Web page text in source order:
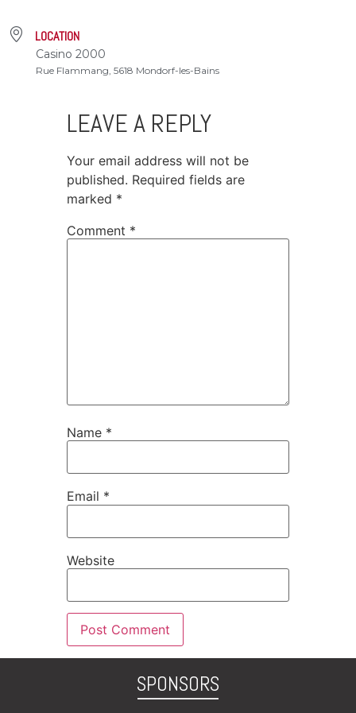
LOCATION
Casino 2000
Rue Flammang, 5618 Mondorf-les-Bains
LEAVE A REPLY
Your email address will not be
published. Required fields are
marked *
Comment *
Name *
Email *
Website
SPONSORS